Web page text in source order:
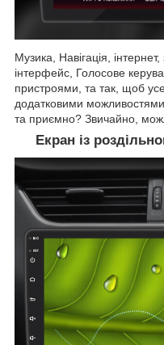
Музика, Навігація,
інтерфейс, Голосове
пристроями, та так, щоб
додатковими
та приємно? Звичайно,
Екран із